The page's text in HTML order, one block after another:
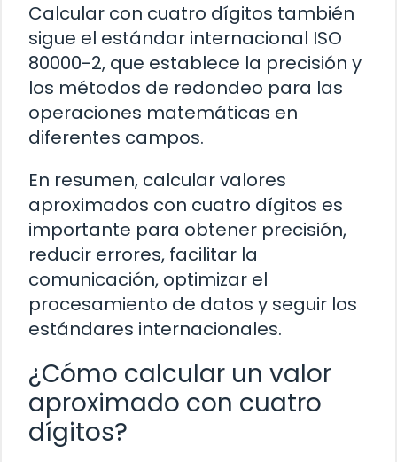
Calcular con cuatro dígitos también
sigue el estándar internacional ISO
80000-2, que establece la precisión y
los métodos de redondeo para las
operaciones matemáticas en
diferentes campos.
En resumen, calcular valores
aproximados con cuatro dígitos es
importante para obtener precisión,
reducir errores, facilitar la
comunicación, optimizar el
procesamiento de datos y seguir los
estándares internacionales.
¿Cómo calcular un valor
aproximado con cuatro
dígitos?